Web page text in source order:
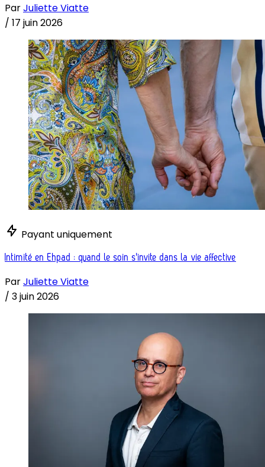
ParJuliette Viatte
/ 17 juin 2026
Payant uniquement
Intimité en Ehpad : quand le soin s'invite dans la vie affective
ParJuliette Viatte
/ 3 juin 2026